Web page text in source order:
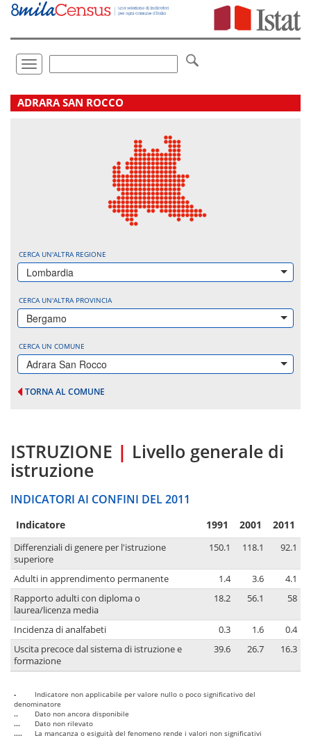
Vai
direttamente
Toggle
navigation
.
ADRARA SAN ROCCO
CERCA UN'ALTRA REGIONE
Lombardia
CERCA UN'ALTRA PROVINCIA
Bergamo
CERCA UN COMUNE
Adrara San Rocco
TORNA AL COMUNE
ISTRUZIONE | Livello generale di
istruzione
INDICATORI AI CONFINI DEL 2011
Indicatore 1991 2001 2011
Differenziali di genere per l'istruzione
superiore
150.1 118.1 92.1
Adulti in apprendimento permanente 1.4 3.6
4.1
Rapporto adulti con diploma o
laurea/licenza media
18.2 56.1 58
Incidenza di analfabeti 0.3 1.6
0.4
Uscita precoce dal sistema di istruzione e
formazione
39.6 26.7 16.3
-
Indicatore non applicabile per valore nullo o poco significativo del
denominatore
..
Dato non ancora disponibile
...
Dato non rilevato
....
La mancanza o esiguità del fenomeno rende i valori non significativi